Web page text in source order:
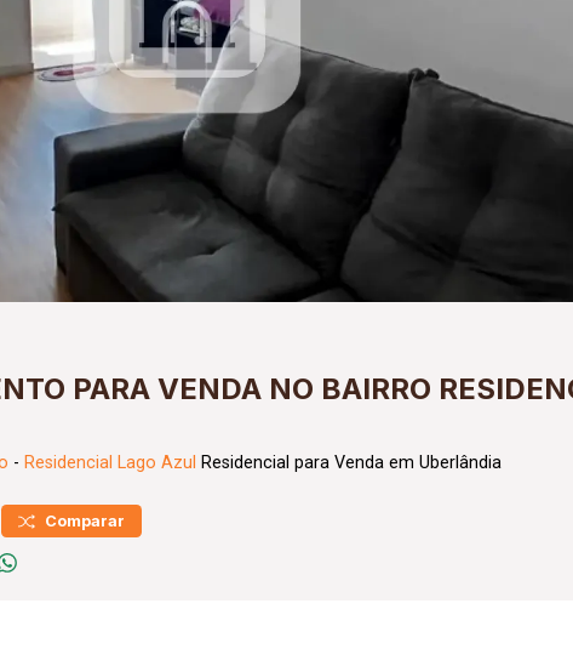
PARA VENDA NO BAIRRO
- Residencial Lago Azul Residencial para Venda em Uberlândia
Comparar